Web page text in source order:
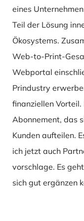
eines
Teil der Lösung
Ökosystems.
Web-to-Print-
Webportal
Prindustry
finanziellen Vorteil.
Abonnement, das
Kunden aufteilen.
ich jetzt auch
vorschlage. Es
sich gut ergänzen